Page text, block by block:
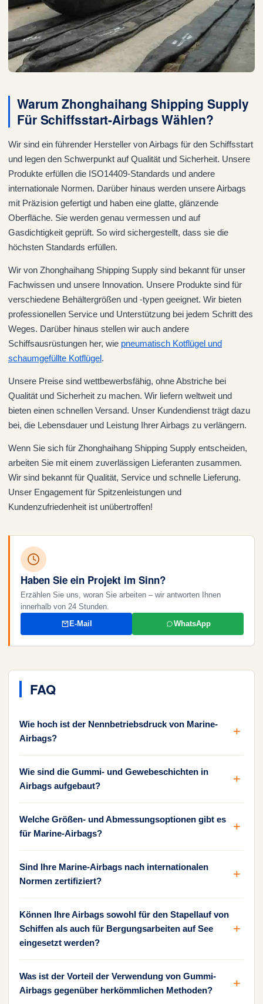
Warum Zhonghaihang Shipping Supply
Für Schiffsstart-Airbags Wählen?
Wir sind ein führender Hersteller von Airbags für den Schiffsstart
und legen den Schwerpunkt auf Qualität und Sicherheit. Unsere
Produkte erfüllen die ISO14409-Standards und andere
internationale Normen. Darüber hinaus werden unsere Airbags
mit Präzision gefertigt und haben eine glatte, glänzende
Oberfläche. Sie werden genau vermessen und auf
Gasdichtigkeit geprüft. So wird sichergestellt, dass sie die
höchsten Standards erfüllen.
Wir von Zhonghaihang Shipping Supply sind bekannt für unser
Fachwissen und unsere Innovation. Unsere Produkte sind für
verschiedene Behältergrößen und -typen geeignet. Wir bieten
professionellen Service und Unterstützung bei jedem Schritt des
Weges. Darüber hinaus stellen wir auch andere
Schiffsausrüstungen her, wie pneumatisch Kotflügel und
schaumgefüllte Kotflügel.
Unsere Preise sind wettbewerbsfähig, ohne Abstriche bei
Qualität und Sicherheit zu machen. Wir liefern weltweit und
bieten einen schnellen Versand. Unser Kundendienst trägt dazu
bei, die Lebensdauer und Leistung Ihrer Airbags zu verlängern.
Wenn Sie sich für Zhonghaihang Shipping Supply entscheiden,
arbeiten Sie mit einem zuverlässigen Lieferanten zusammen.
Wir sind bekannt für Qualität, Service und schnelle Lieferung.
Unser Engagement für Spitzenleistungen und
Kundenzufriedenheit ist unübertroffen!
Haben Sie ein Projekt im Sinn?
Erzählen Sie uns, woran Sie arbeiten – wir antworten Ihnen
innerhalb von 24 Stunden.
E-Mail
WhatsApp
FAQ
Wie hoch ist der Nennbetriebsdruck von Marine-
Airbags?
Wie sind die Gummi- und Gewebeschichten in
Airbags aufgebaut?
Welche Größen- und Abmessungsoptionen gibt es
für Marine-Airbags?
Sind Ihre Marine-Airbags nach internationalen
Normen zertifiziert?
Können Ihre Airbags sowohl für den Stapellauf von
Schiffen als auch für Bergungsarbeiten auf See
eingesetzt werden?
Was ist der Vorteil der Verwendung von Gummi-
Airbags gegenüber herkömmlichen Methoden?